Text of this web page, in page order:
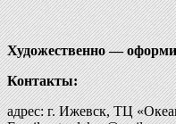
Художественно —
Контакты:
адрес: г. Ижевск, ТЦ